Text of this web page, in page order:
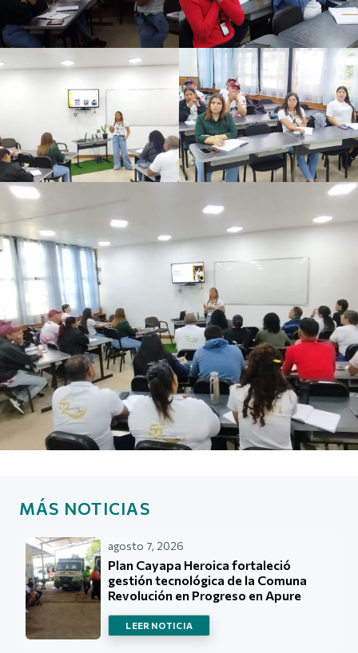
MÁS NOTICIAS
agosto 7, 2026
Plan Cayapa Heroica fortaleció
gestión tecnológica de la Comuna
Revolución en Progreso en Apure
LEER NOTICIA